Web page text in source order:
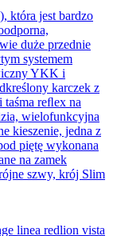
która jest bardzo
duże przednie
systemem
YKK i
karczek z
reﬂex na
wielofunkcyjna
kieszenie, jedna z
piętę wykonana
na zamek
szwy, krój Slim